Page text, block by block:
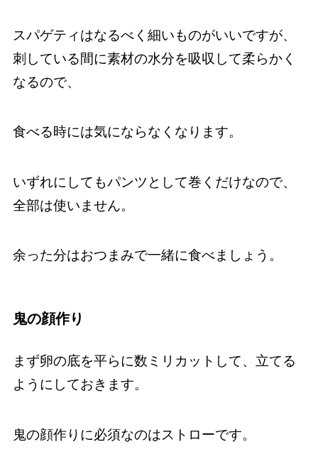
スパゲティはなるべく細いものがいいですが、
刺している間に素材の水分を吸収して柔らかく
なるので、
食べる時には気にならなくなります。
いずれにしてもパンツとして巻くだけなので、
全部は使いません。
余った分はおつまみで一緒に食べましょう。
鬼の顔作り
まず卵の底を平らに数ミリカットして、立てる
ようにしておきます。
鬼の顔作りに必須なのはストローです。